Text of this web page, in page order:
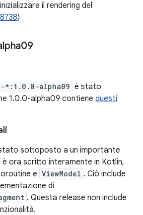
il rendering del
)
*:1.0.0-alpha09 è stato
1.0.0-alpha09 contiene questi
sottoposto a un importante
ora scritto interamente in Kotlin,
e ViewModel . Ciò include
di
. Questa release non include